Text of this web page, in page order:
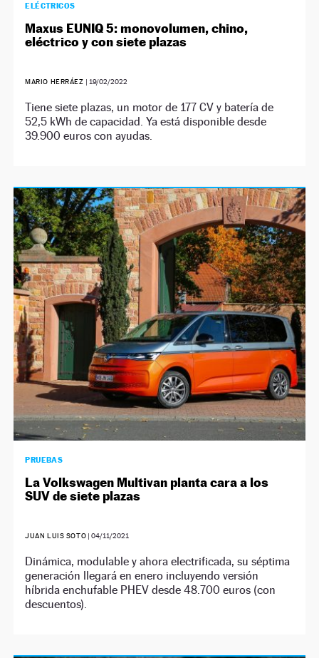
ELÉCTRICOS
Maxus EUNIQ 5: monovolumen, chino,
eléctrico y con siete plazas
MARIO HERRÁEZ | 19/02/2022
Tiene siete plazas, un motor de 177 CV y batería de
52,5 kWh de capacidad. Ya está disponible desde
39.900 euros con ayudas.
PRUEBAS
La Volkswagen Multivan planta cara a los
SUV de siete plazas
JUAN LUIS SOTO |04/11/2021
Dinámica, modulable y ahora electrificada, su séptima
generación llegará en enero incluyendo versión
híbrida enchufable PHEV desde 48.700 euros (con
descuentos).